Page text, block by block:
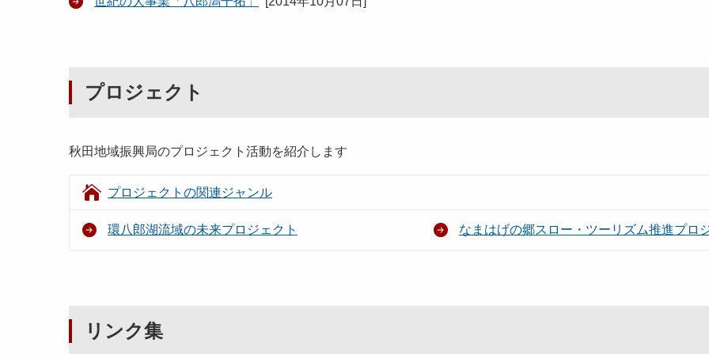
プロジェクト
秋田地域振興局のプロジェクト活動を紹介します
プロジェクトの関連ジャンル
環八郎湖流域の未来プロジェクト なまはげの郷スロー・ツーリズム推進プロ
リンク集